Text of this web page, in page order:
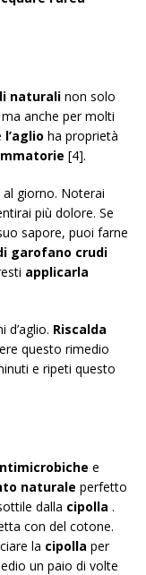
naturali non solo
anche per molti
l’aglio ha proprietà
[4].
al giorno. Noterai
più dolore. Se
sapore, puoi farne
garofano crudi
applicarla
d’aglio. Riscalda
questo rimedio
e ripeti questo
e
naturale perfetto
dalla cipolla .
con del cotone.
la cipolla per
un paio di volte